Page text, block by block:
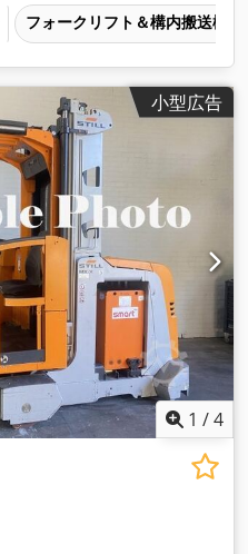
フォークリフト＆構内搬送機器
小型広告
1 /4